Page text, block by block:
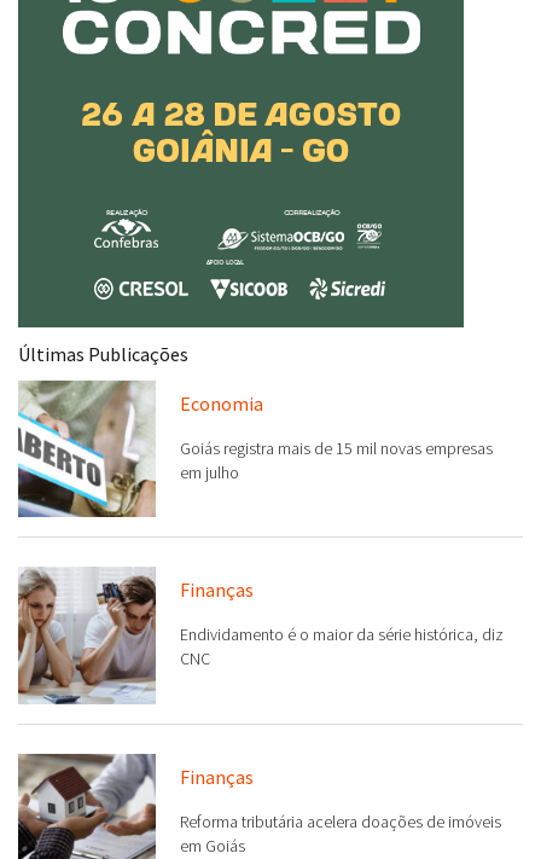
Últimas Publicações
Economia
Goiás registra mais de 15 mil novas empresas
em julho
Finanças
Endividamento é o maior da série histórica, diz
CNC
Finanças
Reforma tributária acelera doações de imóveis
em Goiás